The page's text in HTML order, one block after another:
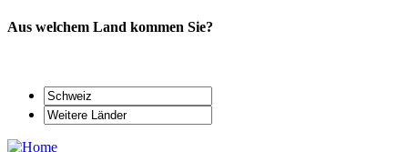
Aus welchem Land kommen Sie?